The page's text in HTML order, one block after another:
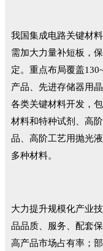
我国集成电路关键材
需加大力量补短板，
定。重点布局覆盖
产品、先进存储器用
各类关键材料开发，
材料和特种试剂、高
品、高阶工艺用抛光
多种材料。
大力提升规模化产业
品品质、服务、配套
高产品市场占有率；